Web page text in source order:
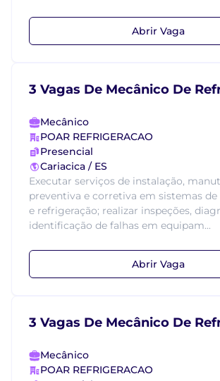
Abrir Vaga
3 Vagas De Mecânico De
Mecânico
POAR REFRIGERACAO
Presencial
Cariacica / ES
Executar serviços de instalação,
preventiva e corretiva em sistemas
e refrigeração; realizar inspeções,
identificação de falhas em equipam...
Abrir Vaga
3 Vagas De Mecânico De
Mecânico
POAR REFRIGERACAO